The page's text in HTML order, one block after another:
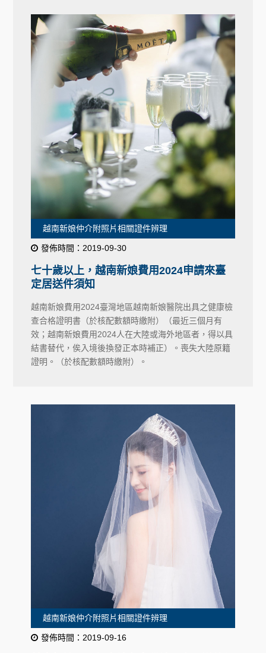
越南新娘仲介附照片相關證件辨理
發佈時間：2019-09-30
七十歲以上，越南新娘費用2024申請來臺
定居送件須知
越南新娘費用2024臺灣地區越南新娘醫院出具之健康檢
查合格證明書（於核配數額時繳附）（最近三個月有
效；越南新娘費用2024人在大陸或海外地區者，得以具
結書替代，俟入境後換發正本時補正）。喪失大陸原籍
證明。（於核配數額時繳附）。
越南新娘仲介附照片相關證件辨理
發佈時間：2019-09-16